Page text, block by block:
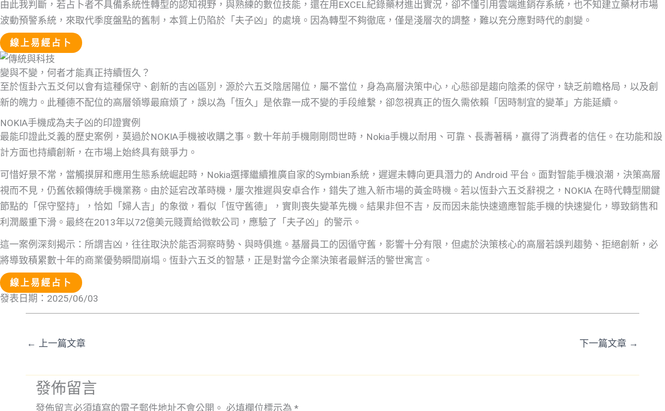
由此我判斷，若占卜者不具備系統性轉型的認知視野，與熟練的數位技能，還在用EXCEL紀錄藥材進出實況，卻不懂引用雲端進銷存系統，也不知建立藥材市場
波動預警系統，來取代季度盤點的舊制，本質上仍陷於「夫子凶」的處境。因為轉型不夠徹底，僅是淺層次的調整，難以充分應對時代的劇變。
線上易經占卜
變與不變，何者才能真正持續恆久？
至於恆卦六五爻何以會有這種保守、創新的吉凶區別，源於六五爻陰居陽位，屬不當位，身為高層決策中心，心態卻是趨向陰柔的保守，缺乏前瞻格局，以及創
新的魄力。此種德不配位的高層領導最麻煩了，誤以為「恆久」是依靠一成不變的手段維繫，卻忽視真正的恆久需依賴「因時制宜的變革」方能延續。
NOKIA手機成為夫子凶的印證實例
最能印證此爻義的歷史案例，莫過於NOKIA手機被收購之事。數十年前手機剛剛問世時，Nokia手機以耐用、可靠、長壽著稱，贏得了消費者的信任。在功能和設
計方面也持續創新，在市場上始終具有競爭力。
可惜好景不常，當觸摸屏和應用生態系統崛起時，Nokia選擇繼續推廣自家的Symbian系統，遲遲未轉向更具潛力的 Android 平台。面對智能手機浪潮，決策高層
視而不見，仍舊依賴傳統手機業務。由於延宕改革時機，屢次推遲與安卓合作，錯失了進入新市場的黃金時機。若以恆卦六五爻辭視之，NOKIA 在時代轉型關鍵
節點的「保守堅持」，恰如「婦人吉」的象徵，看似「恆守舊德」，實則喪失變革先機。結果非但不吉，反而因未能快速適應智能手機的快速變化，導致銷售和
利潤嚴重下滑。最終在2013年以72億美元賤賣給微軟公司，應驗了「夫子凶」的警示。
這一案例深刻揭示：所謂吉凶，往往取決於能否洞察時勢、與時俱進。基層員工的因循守舊，影響十分有限，但處於決策核心的高層若誤判趨勢、拒絕創新，必
將導致積累數十年的商業優勢瞬間崩塌。恆卦六五爻的智慧，正是對當今企業決策者最鮮活的警世寓言。
線上易經占卜
發表日期：2025/06/03
← 上一篇文章 下一篇文章 →
發佈留言
發佈留言必須填寫的電子郵件地址不會公開。 必填欄位標示為 *